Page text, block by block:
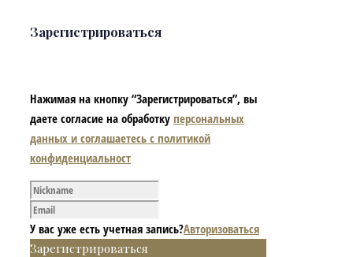
Зарегистрироваться
Нажимая на кнопку “Зарегистрироваться”, вы
даете согласие на обработку персональных
данных и соглашаетесь с политикой
конфиденциальност
У вас уже есть учетная запись?Авторизоваться
Зарегистрироваться